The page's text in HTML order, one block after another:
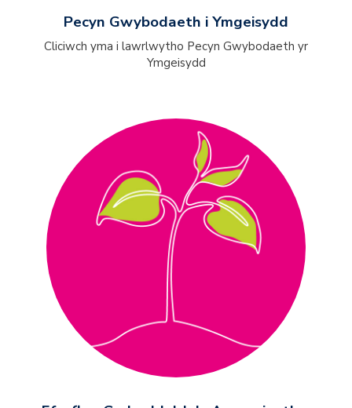
Pecyn Gwybodaeth i Ymgeisydd
Cliciwch yma i lawrlwytho Pecyn Gwybodaeth yr
Ymgeisydd